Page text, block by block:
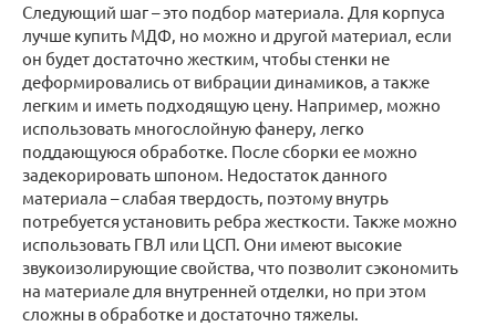
Следующий шаг – это подбор материала. Для корпуса
лучше купить МДФ, но можно и другой материал, если
он будет достаточно жестким, чтобы стенки не
деформировались от вибрации динамиков, а также
легким и иметь подходящую цену. Например, можно
использовать многослойную фанеру, легко
поддающуюся обработке. После сборки ее можно
задекорировать шпоном. Недостаток данного
материала – слабая твердость, поэтому внутрь
потребуется установить ребра жесткости. Также можно
использовать ГВЛ или ЦСП. Они имеют высокие
звукоизолирующие свойства, что позволит сэкономить
на материале для внутренней отделки, но при этом
сложны в обработке и достаточно тяжелы.